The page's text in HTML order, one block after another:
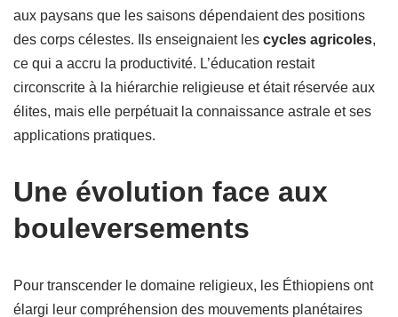
aux paysans que les saisons dépendaient des positions
des corps célestes. Ils enseignaient les cycles agricoles,
ce qui a accru la productivité. L’éducation restait
circonscrite à la hiérarchie religieuse et était réservée aux
élites, mais elle perpétuait la connaissance astrale et ses
applications pratiques.
Une évolution face aux
bouleversements
Pour transcender le domaine religieux, les Éthiopiens ont
élargi leur compréhension des mouvements planétaires